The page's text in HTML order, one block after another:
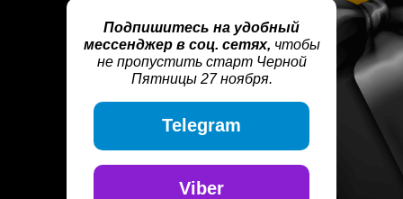
Telegram
Viber
Подпишитесь на удобный
мессенджер в соц. сетях, чтобы
не пропустить старт Черной
Пятницы 27 ноября.